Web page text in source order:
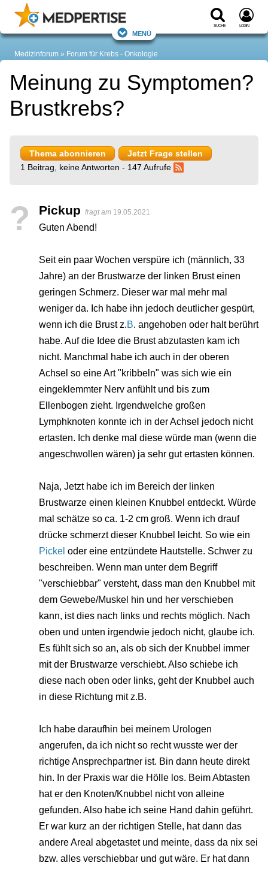
Suche Login
Menü
Medizinforum Forum für Krebs - Onkologie
Meinung zu Symptomen?
Brustkrebs?
Thema abonnieren
Jetzt Frage stellen
1 Beitrag, keine Antworten - 147 Aufrufe
? Pickup fragt am 19.05.2021
Guten Abend!
Seit ein paar Wochen verspüre ich (männlich, 33
Jahre) an der Brustwarze der linken Brust einen
geringen Schmerz. Dieser war mal mehr mal
weniger da. Ich habe ihn jedoch deutlicher gespürt,
wenn ich die Brust z.B. angehoben oder halt berührt
habe. Auf die Idee die Brust abzutasten kam ich
nicht. Manchmal habe ich auch in der oberen
Achsel so eine Art "kribbeln" was sich wie ein
eingeklemmter Nerv anfühlt und bis zum
Ellenbogen zieht. Irgendwelche großen
Lymphknoten konnte ich in der Achsel jedoch nicht
ertasten. Ich denke mal diese würde man (wenn die
angeschwollen wären) ja sehr gut ertasten können.
Naja, Jetzt habe ich im Bereich der linken
Brustwarze einen kleinen Knubbel entdeckt. Würde
mal schätze so ca. 1-2 cm groß. Wenn ich drauf
drücke schmerzt dieser Knubbel leicht. So wie ein
Pickel oder eine entzündete Hautstelle. Schwer zu
beschreiben. Wenn man unter dem Begriff
"verschiebbar" versteht, dass man den Knubbel mit
dem Gewebe/Muskel hin und her verschieben
kann, ist dies nach links und rechts möglich. Nach
oben und unten irgendwie jedoch nicht, glaube ich.
Es fühlt sich so an, als ob sich der Knubbel immer
mit der Brustwarze verschiebt. Also schiebe ich
diese nach oben oder links, geht der Knubbel auch
in diese Richtung mit z.B.
Ich habe daraufhin bei meinem Urologen
angerufen, da ich nicht so recht wusste wer der
richtige Ansprechpartner ist. Bin dann heute direkt
hin. In der Praxis war die Hölle los. Beim Abtasten
hat er den Knoten/Knubbel nicht von alleine
gefunden. Also habe ich seine Hand dahin geführt.
Er war kurz an der richtigen Stelle, hat dann das
andere Areal abgetastet und meinte, dass da nix sei
bzw. alles verschiebbar und gut wäre. Er hat dann